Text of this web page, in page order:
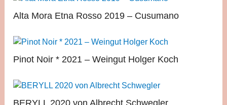
Alta Mora Etna Rosso 2019 – Cusumano
Pinot Noir * 2021 – Weingut Holger Koch